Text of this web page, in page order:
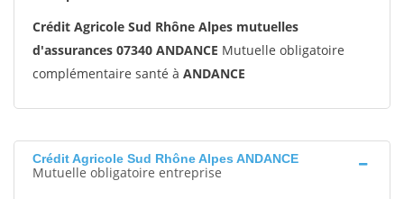
Crédit Agricole Sud Rhône Alpes mutuelles
d'assurances 07340 ANDANCE Mutuelle obligatoire
complémentaire santé à ANDANCE
Crédit Agricole Sud Rhône Alpes ANDANCE
Mutuelle obligatoire entreprise